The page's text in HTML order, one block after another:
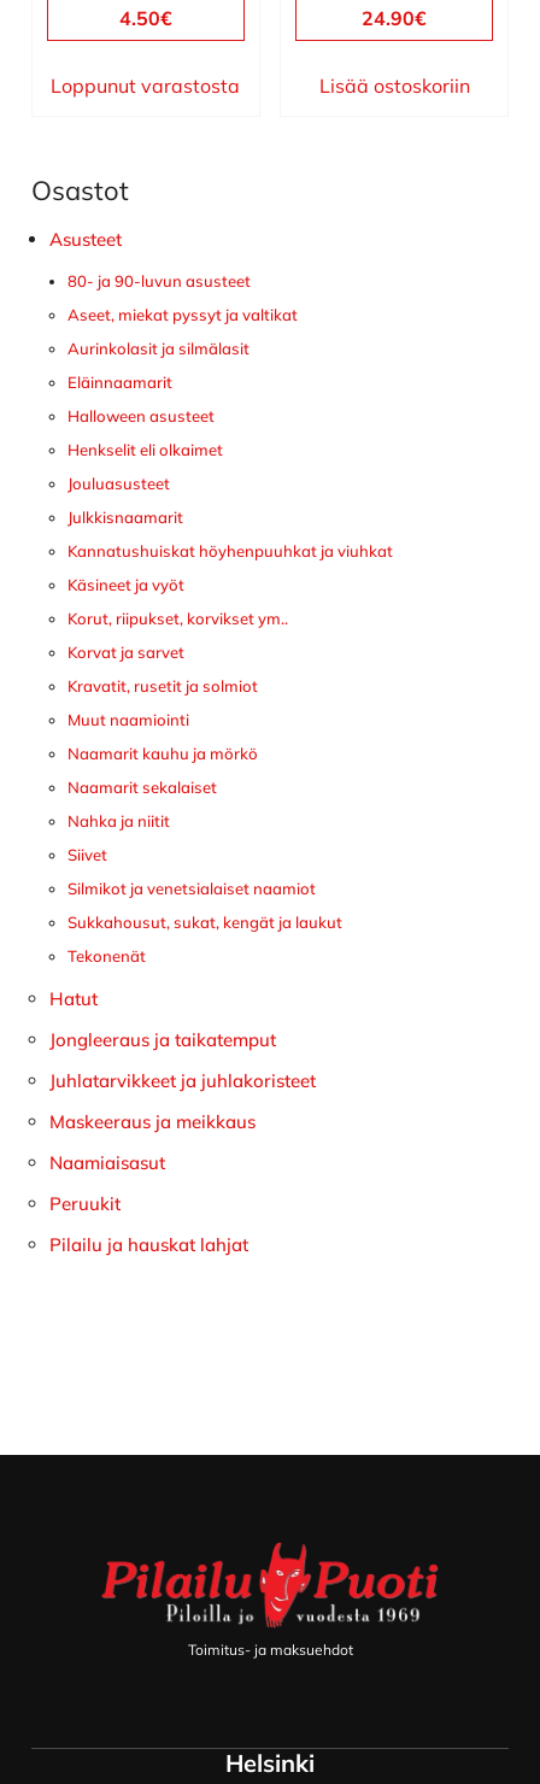
4.50€
Loppunut varastosta
24.90€
Lisää ostoskoriin
Ensisijainen
sivupalkki
Osastot
Asusteet
80- ja 90-luvun asusteet
Aseet, miekat pyssyt ja valtikat
Aurinkolasit ja silmälasit
Eläinnaamarit
Halloween asusteet
Henkselit eli olkaimet
Jouluasusteet
Julkkisnaamarit
Kannatushuiskat höyhenpuuhkat ja viuhkat
Käsineet ja vyöt
Korut, riipukset, korvikset ym..
Korvat ja sarvet
Kravatit, rusetit ja solmiot
Muut naamiointi
Naamarit kauhu ja mörkö
Naamarit sekalaiset
Nahka ja niitit
Siivet
Silmikot ja venetsialaiset naamiot
Sukkahousut, sukat, kengät ja laukut
Tekonenät
Hatut
Jongleeraus ja taikatemput
Juhlatarvikkeet ja juhlakoristeet
Maskeeraus ja meikkaus
Naamiaisasut
Peruukit
Pilailu ja hauskat lahjat
Toimitus- ja maksuehdot
Helsinki